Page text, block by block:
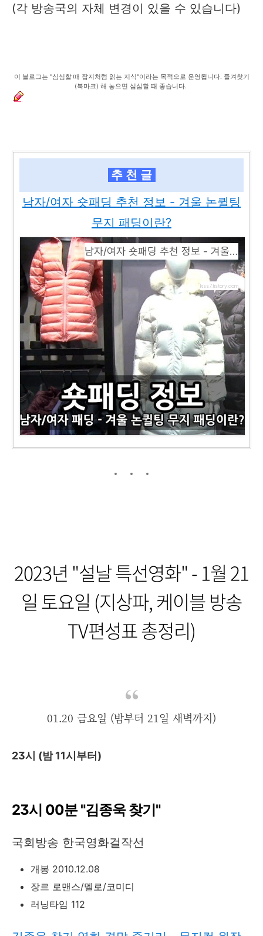
(각 방송국의 자체 변경이 있을 수 있습니다)
이 블로그는 "심심할 때 잡지처럼 읽는 지식"이라는 목적으로 운영됩니다. 즐겨찾기
(북마크) 해 놓으면 심심할 때 좋습니다.
추 천 글
남자/여자 숏패딩 추천 정보 - 겨울 논퀼팅
무지 패딩이란?
남자/여자 숏패딩 추천 정보 - 겨울 논퀼팅 무지 패딩이란?
kiss7.tistory.com
2023년 "설날 특선영화" - 1월 21
일 토요일 (지상파, 케이블 방송
TV편성표 총정리)
01.20 금요일 (밤부터 21일 새벽까지)
23시 (밤 11시부터)
23시 00분 "김종욱 찾기"
국회방송 한국영화걸작선
개봉 2010.12.08
장르 로맨스/멜로/코미디
러닝타임 112